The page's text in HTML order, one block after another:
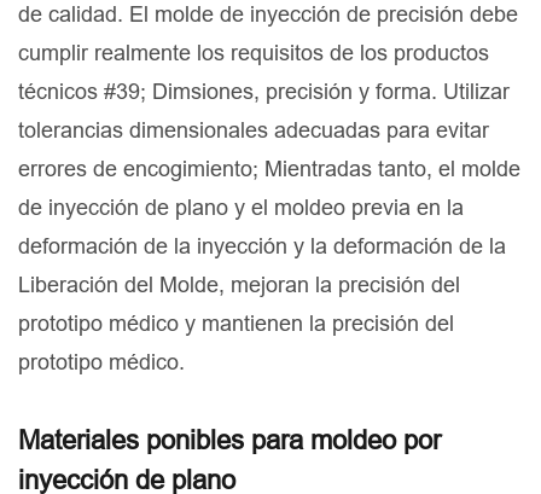
de calidad. El molde de inyección de precisión debe
cumplir realmente los requisitos de los productos
técnicos #39; Dimsiones, precisión y forma. Utilizar
tolerancias dimensionales adecuadas para evitar
errores de encogimiento; Mientradas tanto, el molde
de inyección de plano y el moldeo previa en la
deformación de la inyección y la deformación de la
Liberación del Molde, mejoran la precisión del
prototipo médico y mantienen la precisión del
prototipo médico.
Materiales ponibles para moldeo por
inyección de plano